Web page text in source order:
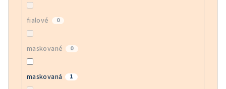
fialové 0
maskované 0
maskovaná 1